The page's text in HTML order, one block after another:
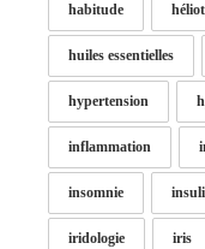
habitude
huiles essentielles
hypertension
inflammation
insomnie
iridologie iris